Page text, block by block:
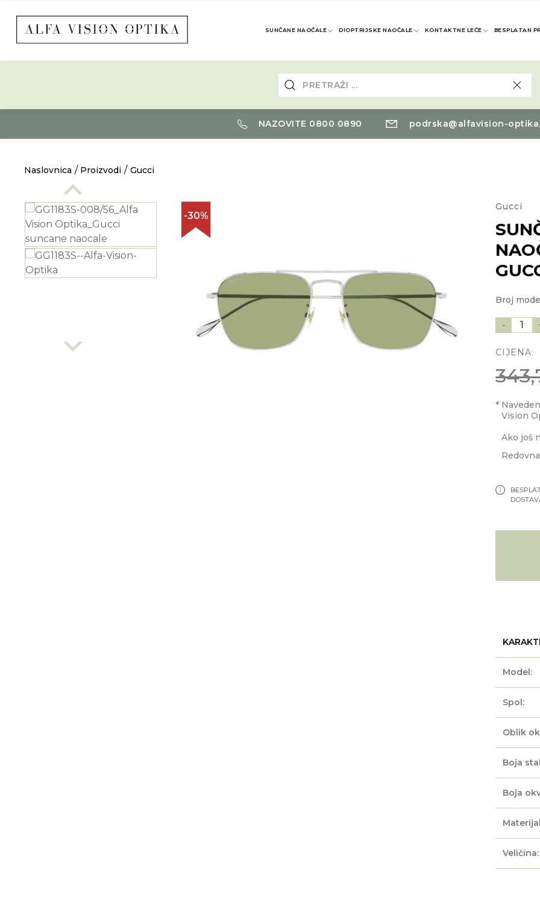
SUNČANE NAOČALE DIOPTRIJSKE NAOČALE KONTAKTNE LEĆE BESPLATAN
NAZOVITE 0800 0890 podrska@alfavision-
Naslovnica Proizvodi Gucci
-30%
Gucci
Broj
- 1
CIJENA:
*
Vision
Ako još
Model:
Spol:
Oblik
Boja
Boja
Veličina: